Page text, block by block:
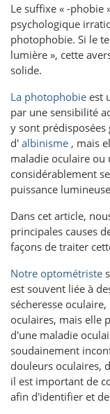
Le suffixe « -phobie
psychologique
photophobie. Si le
lumière », cette
solide.
La photophobie est
par une sensibilité
y sont
d' albinisme , mais
maladie oculaire ou
considérablement
puissance
Dans cet article,
principales causes
façons de traiter
Notre optométriste
est souvent liée à
sécheresse
oculaires, mais elle
d'une maladie
soudainement
douleurs oculaires,
il est important de
afin d'identifier et